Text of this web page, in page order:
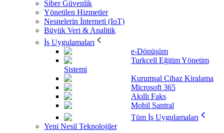
Siber Güvenlik
Yönetilen Hizmetler
Nesnelerin İnterneti (IoT)
Büyük Veri & Analitik
İş Uygulamaları
e-Dönüşüm
Turkcell Eğitim Yönetim
Sistemi
Kurumsal Cihaz Kiralama
Microsoft 365
Akıllı Faks
Mobil Santral
Tüm İş Uygulamaları
Yeni Nesil Teknolojiler